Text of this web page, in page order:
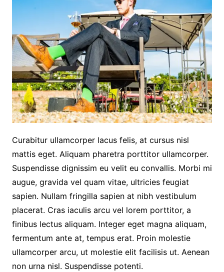
Curabitur ullamcorper lacus felis, at cursus nisl
mattis eget. Aliquam pharetra porttitor ullamcorper.
Suspendisse dignissim eu velit eu convallis. Morbi mi
augue, gravida vel quam vitae, ultricies feugiat
sapien. Nullam fringilla sapien at nibh vestibulum
placerat. Cras iaculis arcu vel lorem porttitor, a
finibus lectus aliquam. Integer eget magna aliquam,
fermentum ante at, tempus erat. Proin molestie
ullamcorper arcu, ut molestie elit facilisis ut. Aenean
non urna nisl. Suspendisse potenti.